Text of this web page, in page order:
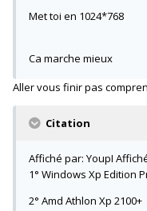
Met toi en 1024*768
Ca marche mieux
Aller vous finir pas
Citation
Affiché par: YoupI
1° Windows Xp Edition
2° Amd Athlon Xp 2100+